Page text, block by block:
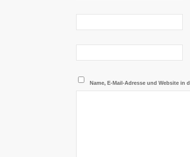
Name, E-Mail-Adresse und Website in